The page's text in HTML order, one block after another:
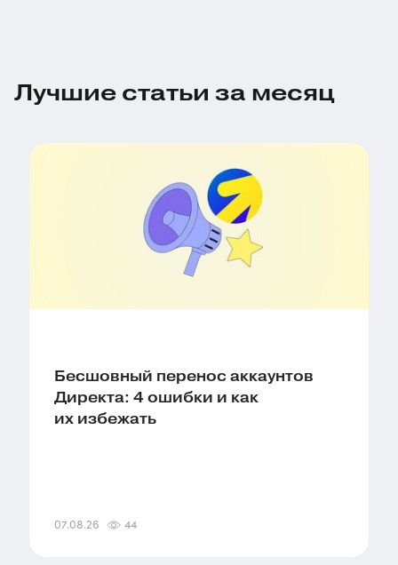
Лучшие статьи за месяц
Бесшовный перенос аккаунтов
Директа: 4 ошибки и как
их избежать
07.08.26 44